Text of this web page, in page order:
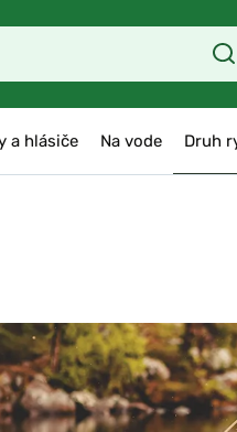
a hlásiče Na vode Druh